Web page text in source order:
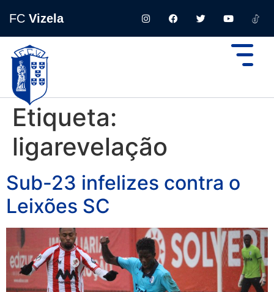
FC Vizela
Etiqueta:
ligarevelação
Sub-23 infelizes contra o
Leixões SC